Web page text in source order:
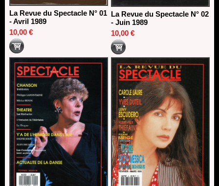
La Revue du Spectacle N° 01
- Avril 1989
10,00 €
La Revue du Spectacle N° 02
- Juin 1989
10,00 €